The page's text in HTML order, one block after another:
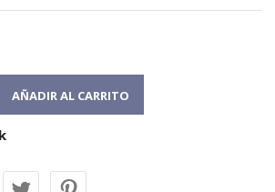
AÑADIR AL CARRITO